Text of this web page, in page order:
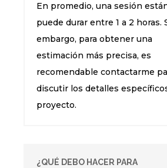
En promedio, una sesión
puede durar entre 1 a 2 horas.
embargo, para obtener una
estimación más precisa, es
recomendable contactarme
discutir los detalles
proyecto.
¿QUÉ DEBO HACER PARA